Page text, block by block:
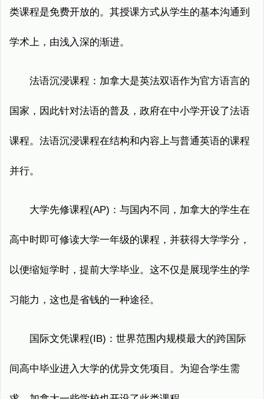
类课程是免费开放的。其授课方式从学生的基本沟通到
学术上，由浅入深的渐进。
法语沉浸课程：加拿大是英法双语作为官方语言的
国家，因此针对法语的普及，政府在中小学开设了法语
课程。法语沉浸课程在结构和内容上与普通英语的课程
并行。
大学先修课程(AP)：与国内不同，加拿大的学生在
高中时即可修读大学一年级的课程，并获得大学学分，
以便缩短学时，提前大学毕业。这不仅是展现学生的学
习能力，这也是省钱的一种途径。
国际文凭课程(IB)：世界范围内规模最大的跨国际
间高中毕业进入大学的优异文凭项目。为迎合学生需